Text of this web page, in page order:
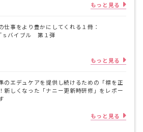
もっと見る
仕事をより豊かにしてくれる１冊：
ｓバイブル 第１弾
もっと見る
のエデュケアを提供し続けるための「襟を正
新しくなった「ナニー更新時研修」をレポー
もっと見る